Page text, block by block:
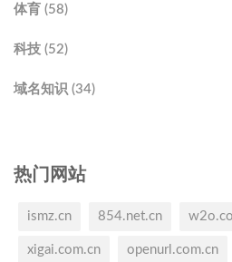
体育 (58)
科技 (52)
域名知识 (34)
热门网站
ismz.cn 854.net.cn
xigai.com.cn openurl.com.cn